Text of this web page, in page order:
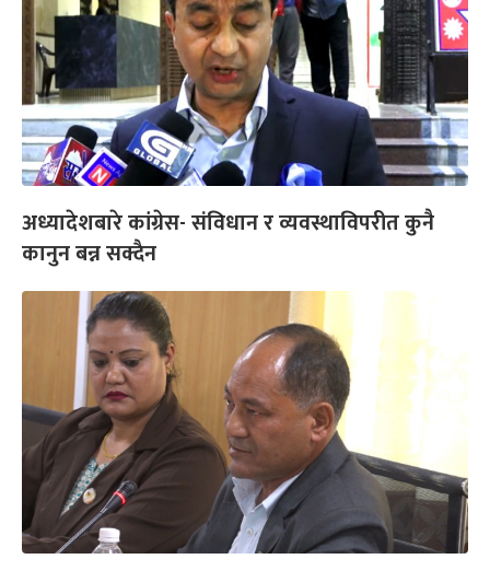
अध्यादेशबारे कांग्रेस- संविधान र व्यवस्थाविपरीत कुनै
कानुन बन्न सक्दैन